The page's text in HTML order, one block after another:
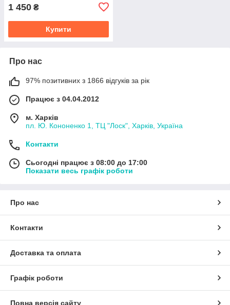
1 450 ₴
Купити
Про нас
97% позитивних з 1866 відгуків за рік
Працює з 04.04.2012
м. Харків
пл. Ю. Кононенко 1, ТЦ "Лоск", Харків, Україна
Контакти
Сьогодні працює з 08:00 до 17:00
Показати весь графік роботи
Про нас
Контакти
Доставка та оплата
Графік роботи
Повна версія сайту